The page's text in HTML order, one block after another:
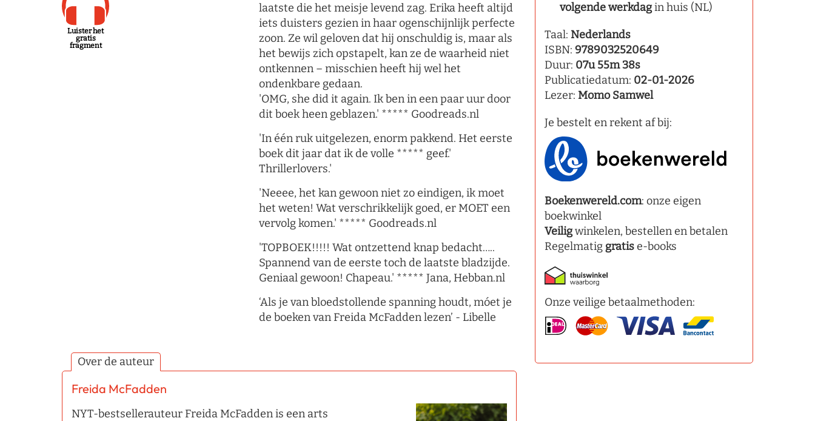
Luister het
gratis
fragment
laatste die het meisje levend zag. Erika heeft altijd
iets duisters gezien in haar ogenschijnlijk perfecte
zoon. Ze wil geloven dat hij onschuldig is, maar als
het bewijs zich opstapelt, kan ze de waarheid niet
ontkennen – misschien heeft hij wel het
ondenkbare gedaan.
'OMG, she did it again. Ik ben in een paar uur door
dit boek heen geblazen.' ***** Goodreads.nl
'In één ruk uitgelezen, enorm pakkend. Het eerste
boek dit jaar dat ik de volle ***** geef.'
Thrillerlovers.'
'Neeee, het kan gewoon niet zo eindigen, ik moet
het weten! Wat verschrikkelijk goed, er MOET een
vervolg komen.' ***** Goodreads.nl
'TOPBOEK!!!!! Wat ontzettend knap bedacht…..
Spannend van de eerste toch de laatste bladzijde.
Geniaal gewoon! Chapeau.' ***** Jana, Hebban.nl
‘Als je van bloedstollende spanning houdt, móet je
de boeken van Freida McFadden lezen’ - Libelle
Over de auteur
Freida McFadden
NYT-bestsellerauteur Freida McFadden is een arts
volgende werkdagin huis (NL)
Taal: Nederlands
ISBN: 9789032520649
Duur: 07u 55m 38s
Publicatiedatum: 02-01-2026
Lezer: Momo Samwel
Je bestelt en rekent af bij:
Boekenwereld.com: onze eigen
boekwinkel
Veiligwinkelen, bestellen en betalen
Regelmatig gratise-books
Onze veilige betaalmethoden: